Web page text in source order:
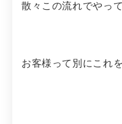
散々この流れでやっ
お客様って別にこれ